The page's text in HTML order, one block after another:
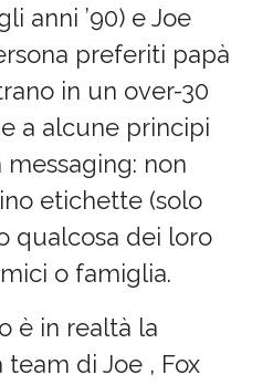
anni ’90) e Joe
preferiti papà
in un over-30
a alcune principi
non
etichette (solo
qualcosa dei loro
o famiglia.
è in realtà la
di Joe , Fox